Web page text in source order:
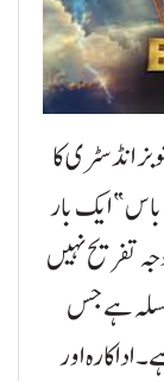
انڈسٹری کا
ایک بار
تفریح نہیں
ہے جس
اور